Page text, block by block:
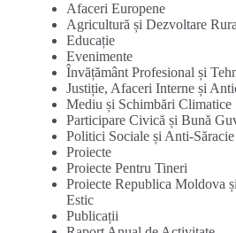
Afaceri Europene
Agricultură și Dezvoltare
Educație
Evenimente
Învățământ Profesional și
Justiție, Afaceri Interne și
Mediu și Schimbări Climatice
Participare Civică și Bună
Politici Sociale și Anti-Săracie
Proiecte
Proiecte Pentru Tineri
Proiecte Republica Moldova
Estic
Publicații